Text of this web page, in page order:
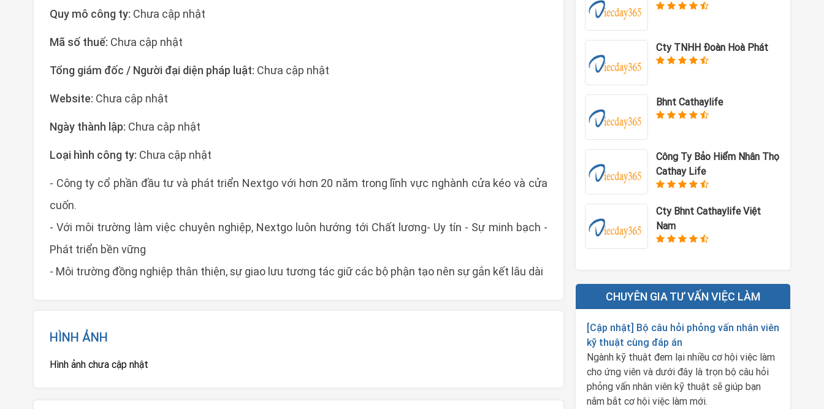
Quy mô công ty: Chưa cập nhật
Mã số thuế: Chưa cập nhật
Tổng giám đốc / Người đại diện pháp luật: Chưa cập nhật
Website: Chưa cập nhật
Ngày thành lập: Chưa cập nhật
Loại hình công ty: Chưa cập nhật
- Công ty cổ phần đầu tư và phát triển Nextgo với hơn 20 năm trong lĩnh vực nghành cửa kéo và cửa
cuốn.
- Với môi trường làm việc chuyên nghiệp, Nextgo luôn hướng tới Chất lương- Uy tín - Sự minh bạch -
Phát triển bền vững
- Môi trường đồng nghiệp thân thiện, sự giao lưu tương tác giữ các bộ phận tạo nên sự gắn kết lâu dài
HÌNH ẢNH
Hình ảnh chưa cập nhật
Cty TNHH Đoàn Hoà Phát
Bhnt Cathaylife
Công Ty Bảo Hiểm Nhân Thọ
Cathay Life
Cty Bhnt Cathaylife Việt
Nam
CHUYÊN GIA TƯ VẤN VIỆC LÀM
[Cập nhật] Bộ câu hỏi phỏng vấn nhân viên
kỹ thuật cùng đáp án
Ngành kỹ thuật đem lại nhiều cơ hội việc làm
cho ứng viên và dưới đây là trọn bộ câu hỏi
phỏng vấn nhân viên kỹ thuật sẽ giúp bạn
nắm bắt cơ hội việc làm mới.